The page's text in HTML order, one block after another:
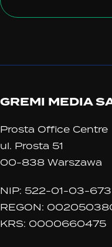
GREMI MEDIA
Prosta Office Centre
ul. Prosta 51
00-838 Warszawa
NIP: 522-01-03-673
REGON:
KRS: 0000660475